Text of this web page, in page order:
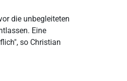
die unbegleiteten
Eine
so Christian